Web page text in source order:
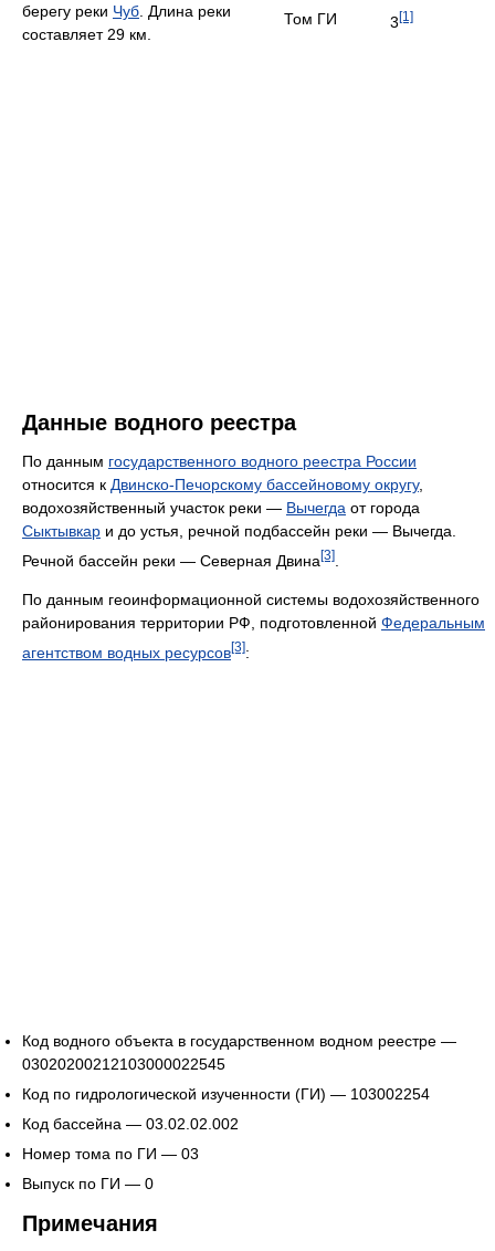
Том ГИ
3[1]
берегу реки Чуб . Длина реки
составляет 29 км.
Данные водного реестра
По данным государственного водного реестра России
относится к Двинско-Печорскому бассейновому округу,
водохозяйственный участок реки — Вычегда от города
Сыктывкар и до устья, речной подбассейн реки — Вычегда.
Речной бассейн реки — Северная Двина[3]
По данным геоинформационной системы водохозяйственного
районирования территории РФ, подготовленной Федеральным
агентством водных ресурсов[3]:
Код водного объекта в государственном водном реестре —
03020200212103000022545
Код по гидрологической изученности (ГИ) — 103002254
Код бассейна — 03.02.02.002
Номер тома по ГИ — 03
Выпуск по ГИ — 0
Примечания